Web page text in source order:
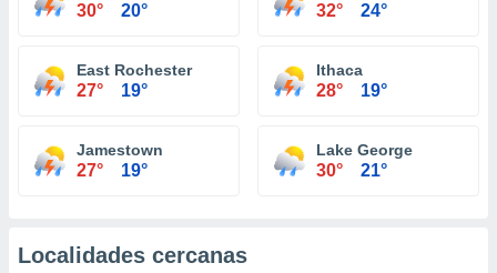
30° 20° 32° 24°
East Rochester
27° 19°
Ithaca
28° 19°
Jamestown
27° 19°
Lake George
30° 21°
Localidades cercanas